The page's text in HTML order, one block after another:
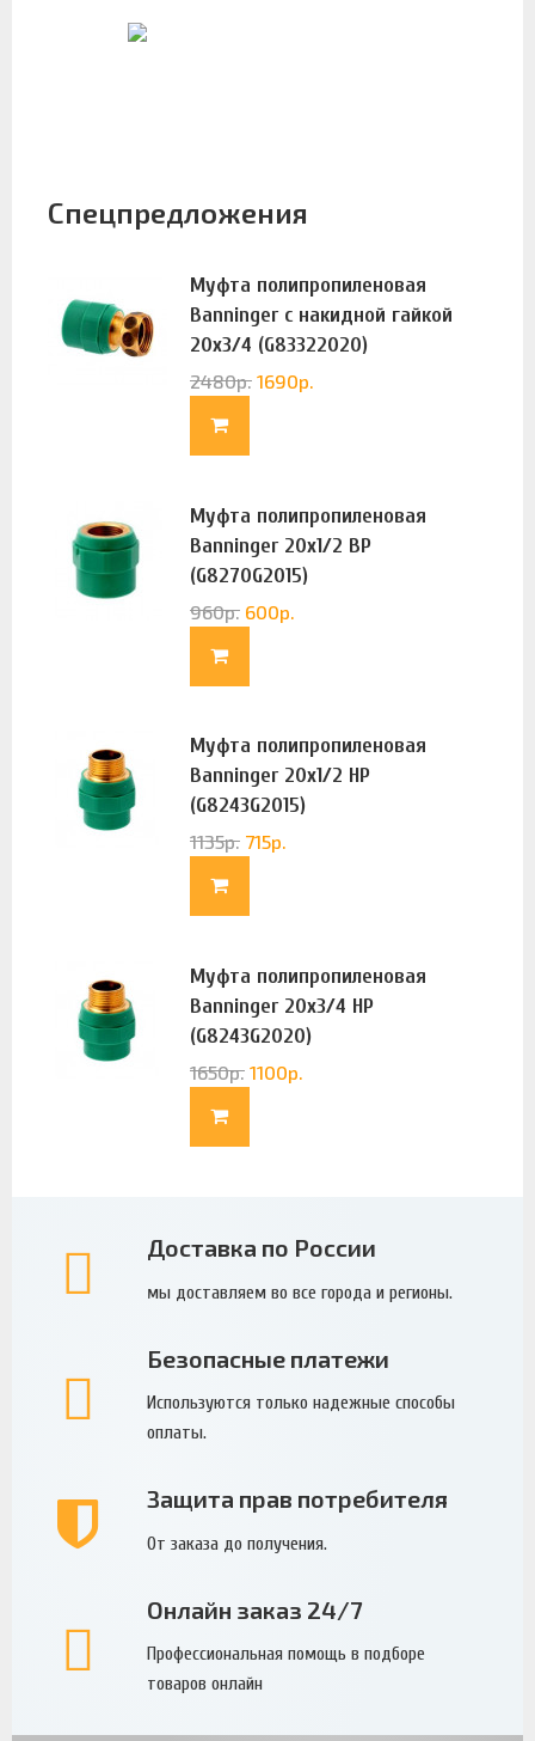
Спецпредложения
Муфта полипропиленовая
Banninger с накидной гайкой
20х3/4 (G83322020)
2480р. 1690р.
Муфта полипропиленовая
Banninger 20х1/2 ВР
(G8270G2015)
960р. 600р.
Муфта полипропиленовая
Banninger 20х1/2 НР
(G8243G2015)
1135р. 715р.
Муфта полипропиленовая
Banninger 20х3/4 НР
(G8243G2020)
1650р. 1100р.
Доставка по России
мы доставляем во все города и регионы.
Безопасные платежи
Используются только надежные способы
оплаты.
Защита прав потребителя
От заказа до получения.
Онлайн заказ 24/7
Профессиональная помощь в подборе
товаров онлайн